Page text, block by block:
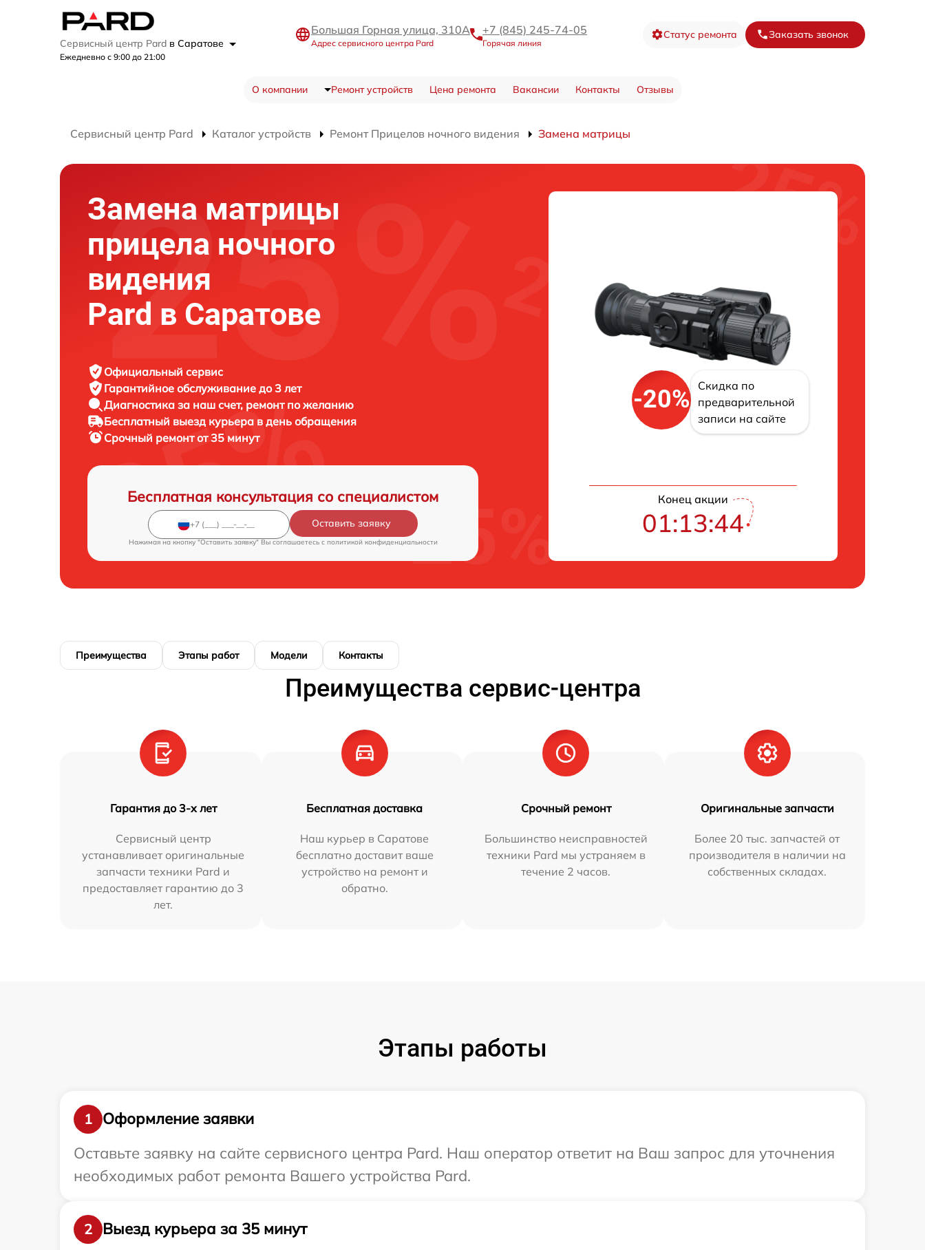
Сервисный центр Pard в Саратове
Ежедневно с 9:00 до 21:00
Большая Горная улица, 310А
Адрес сервисного центра Pard
+7 (845) 245-74-05
Горячая линия
Статус ремонта Заказать звонок
О компании Ремонт устройств Цена ремонта Вакансии Контакты Отзывы
Сервисный центр Pard Каталог устройств Ремонт Прицелов ночного видения Замена матрицы
Замена матрицы
прицела ночного
видения
Pard в Саратове
Официальный сервис
Гарантийное обслуживание до 3 лет
Диагностика за наш счет, ремонт по желанию
Бесплатный выезд курьера в день обращения
Срочный ремонтот 35 минут
Бесплатная консультация со специалистом
Оставить заявку
Нажимая на кнопку "Оставить заявку" Вы соглашаетесь c политикой конфиденциальности
-20%
Скидка по
предварительной
записи на сайте
Конец акции
01:13:43
Преимущества Этапы работ Модели Контакты
Преимущества сервис-центра
Гарантия до 3-х лет
Сервисный центр
устанавливает оригинальные
запчасти техники Pard и
предоставляет гарантию до 3
лет.
Бесплатная доставка
Наш курьер в Саратове
бесплатно доставит ваше
устройство на ремонт и
обратно.
Срочный ремонт
Большинство неисправностей
техники Pard мы устраняем в
течение 2 часов.
Оригинальные запчасти
Более 20 тыс. запчастей от
производителя в наличии на
собственных складах.
Этапы работы
1
Оформление заявки
Оставьте заявку на сайте сервисного центра Pard. Наш оператор ответит на Ваш запрос для уточнения
необходимых работ ремонта Вашего устройства Pard.
2
Выезд курьера за 35 минут